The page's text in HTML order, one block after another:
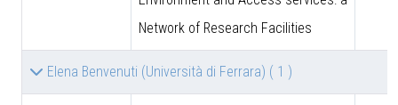
Network of Research Facilities
Elena Benvenuti (Università di Ferrara) ( 1 )